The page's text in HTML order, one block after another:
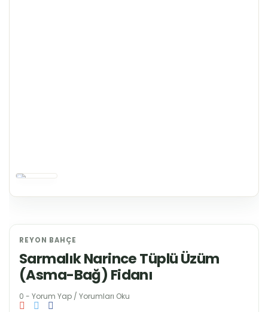
REYON BAHÇE
Sarmalık Narince Tüplü Üzüm
(Asma-Bağ) Fidanı
0 - Yorum Yap / Yorumları Oku